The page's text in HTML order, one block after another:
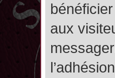
aux